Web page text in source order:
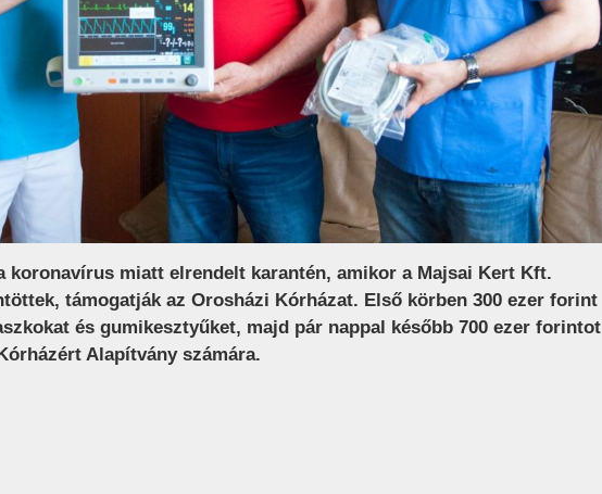
koronavírus miatt elrendelt karantén, amikor a Majsai Kert Kft.
támogatják az Orosházi Kórházat. Első körben 300 ezer forint
és gumikesztyűket, majd pár nappal később 700 ezer forintot
Alapítvány számára.